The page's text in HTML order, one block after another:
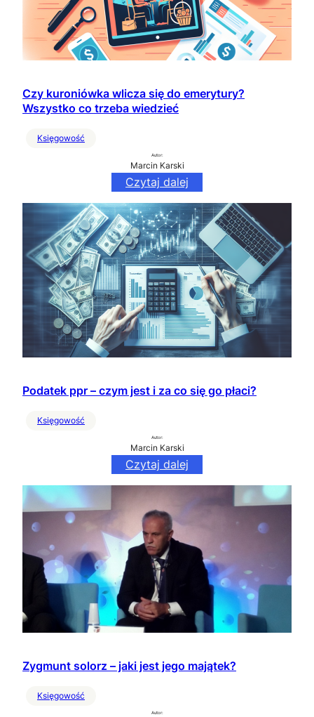
Czy kuroniówka wlicza się do emerytury?
Wszystko co trzeba wiedzieć
Księgowość
Autor:
Marcin Karski
Czytaj dalej
Podatek ppr – czym jest i za co się go płaci?
Księgowość
Autor:
Marcin Karski
Czytaj dalej
Zygmunt solorz – jaki jest jego majątek?
Księgowość
Autor: